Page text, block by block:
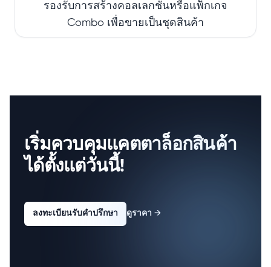
รองรับการสร้างคอลเลกชันหรือแพ็กเกจ
Combo เพื่อขายเป็นชุดสินค้า
เริ่มควบคุมแคตตาล็อกสินค้า
ได้ตั้งแต่วันนี้!
ลงทะเบียนรับคำปรึกษา ดูราคา →